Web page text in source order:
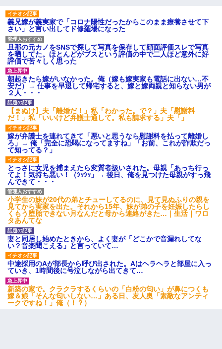
義兄嫁が義実家で「コロナ陽性だったからこのまま療養させて下
さい」と言い出してド修羅場になった
旦那の元カノをSNSで探して写真を保存して顔面評価スレで写真
を晒してた。ほとんどがブスという評価の中で二人ほど意外に好
評価で苦々しく思った
朝起きたら嫁がいなかった。俺（嫁も嫁実家も電話に出ない…不
安だ）→ 仕事を早退して帰宅すると、嫁と嫁両親と知らない男が
２人・・・
【まぬけ】夫「離婚だ！」私「わかった。で？」夫「慰謝料
だ！」私「いいけど弁護士通して。私も請求する」夫「」
嫁が弁護士を連れてきて「悪いと思うなら慰謝料を払って離婚し
ろ」→ 俺「完全に恐喝になってますね」「お前、これが詐欺だっ
て知ってる？」
とっさに女児を捕まえたら変質者扱いされた。母親「あっち行っ
てよ！気持ち悪い！（ｼｯｼｯ」→ 後日、俺を見つけた母親がすっ飛
んできて・・・
小学生の妹が20代の弟とチューしてるのに、見て見ぬふりの親を
見てから実家を出た。それから15年、妹が弟の子を妊娠したらし
くもう堕胎できない月なんだと母から連絡がきた…｜生活｜ワロ
タあんてな
妻と同居し始めたときから、よく妻が「どこかで音漏れしてな
い？音楽聞こえる」と言っていて…
中途採用のAが部長から呼び出された。Aはヘラヘラと部屋に入っ
ていき、1時間後に号泣しながら出てきて…
新築の家で。クラクラするくらいの「白粉の匂い」が鼻につくも
嫁＆娘「そんな匂いしない…」ある日、友人奥「素敵なアンティ
ークですね！」俺（！？）